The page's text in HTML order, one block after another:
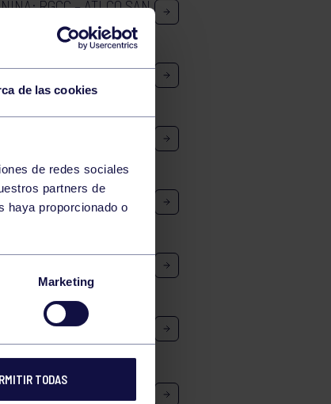
de las cookies
de redes sociales
partners de
haya proporcionado o
Marketing
TODAS
RGCC – ATLCO SAN
RGCC – CHS
FEM.: RGCC –
A2: RGCC B – CV
MASC: CH LAS
A2